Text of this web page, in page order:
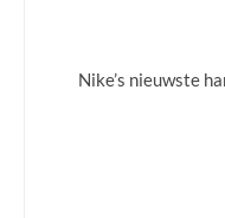
Nike’s nieuwste